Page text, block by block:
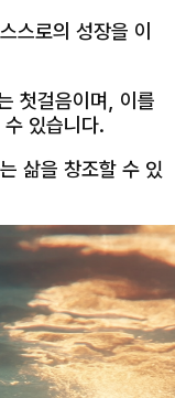
스로의 성장을 이
첫걸음이며, 이를
있습니다.
삶을 창조할 수 있